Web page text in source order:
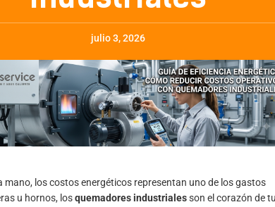
julio 3, 2026
los costos energéticos representan uno de los gastos
u hornos, losquemadores industrialesson el corazón de tu